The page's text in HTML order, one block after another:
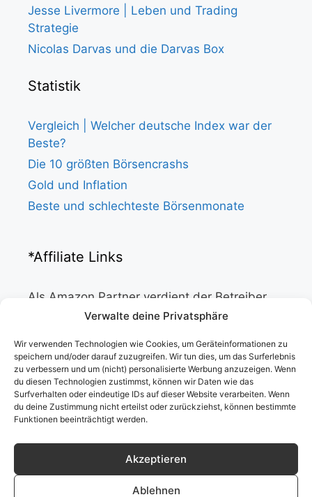
Verwalte deine Privatsphäre
Wir verwenden Technologien wie Cookies, um Geräteinformationen zu
speichern und/oder darauf zuzugreifen. Wir tun dies, um das Surferlebnis
zu verbessern und um (nicht) personalisierte Werbung anzuzeigen. Wenn
du diesen Technologien zustimmst, können wir Daten wie das
Surfverhalten oder eindeutige IDs auf dieser Website verarbeiten. Wenn
du deine Zustimmung nicht erteilst oder zurückziehst, können bestimmte
Funktionen beeinträchtigt werden.
Akzeptieren
Ablehnen
Jesse Livermore | Leben und Trading
Strategie
Nicolas Darvas und die Darvas Box
Statistik
Vergleich | Welcher deutsche Index war der
Beste?
Die 10 größten Börsencrashs
Gold und Inflation
Beste und schlechteste Börsenmonate
*Affiliate Links
Als Amazon Partner verdient der Betreiber
dieser Website an qualifizierten Verkäufen.
Info
Startseite
Datenschutzerklärung